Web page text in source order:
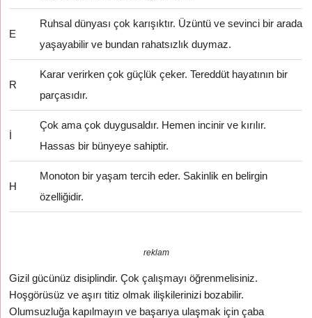
E
Ruhsal dünyası çok karışıktır. Üzüntü ve sevinci bir arada
yaşayabilir ve bundan rahatsızlık duymaz.
R
Karar verirken çok güçlük çeker. Tereddüt hayatının bir
parçasıdır.
İ
Çok ama çok duygusaldır. Hemen incinir ve kırılır.
Hassas bir bünyeye sahiptir.
H
Monoton bir yaşam tercih eder. Sakinlik en belirgin
özelliğidir.
reklam
Gizil gücünüz disiplindir. Çok çalışmayı öğrenmelisiniz.
Hoşgörüsüz ve aşırı titiz olmak ilişkilerinizi bozabilir.
Olumsuzluğa kapılmayın ve başarıya ulaşmak için çaba